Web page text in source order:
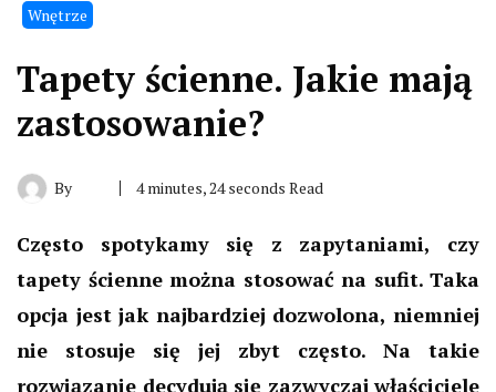
Wnętrze
Tapety ścienne. Jakie mają
zastosowanie?
By 4 minutes, 24 seconds Read
Często spotykamy się z zapytaniami, czy
tapety ścienne można stosować na sufit. Taka
opcja jest jak najbardziej dozwolona, niemniej
nie stosuje się jej zbyt często. Na takie
rozwiązanie decydują się zazwyczaj właściciele